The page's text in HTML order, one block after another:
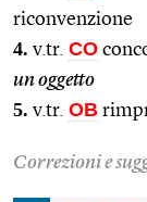
riconvenzione
4. v.tr. CO
un oggetto
5. v.tr. OB
Correzioni e